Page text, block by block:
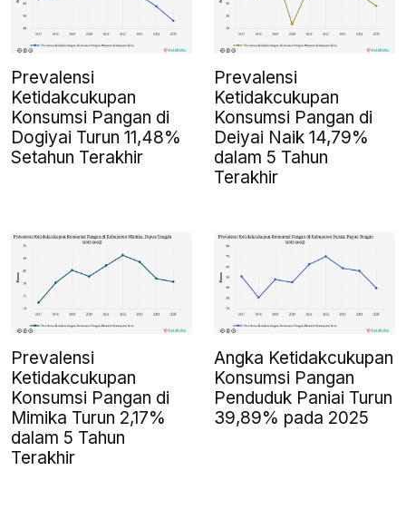
Prevalensi
Ketidakcukupan
Konsumsi Pangan di
Dogiyai Turun 11,48%
Setahun Terakhir
Prevalensi
Ketidakcukupan
Konsumsi Pangan di
Deiyai Naik 14,79%
dalam 5 Tahun
Terakhir
Prevalensi
Ketidakcukupan
Konsumsi Pangan di
Mimika Turun 2,17%
dalam 5 Tahun
Terakhir
Angka Ketidakcukupan
Konsumsi Pangan
Penduduk Paniai Turun
39,89% pada 2025